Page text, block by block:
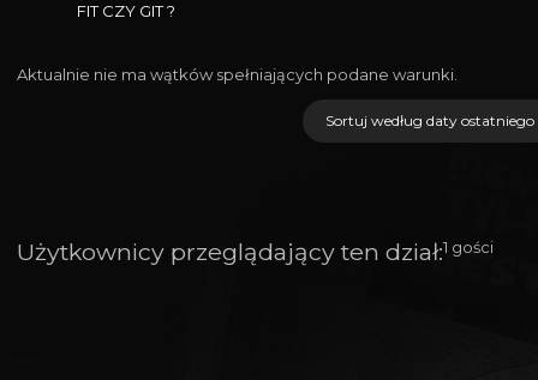
FIT CZY GIT ?
Aktualnie nie ma wątków spełniających podane warunki.
Użytkownicy przeglądający ten dział:1 gości